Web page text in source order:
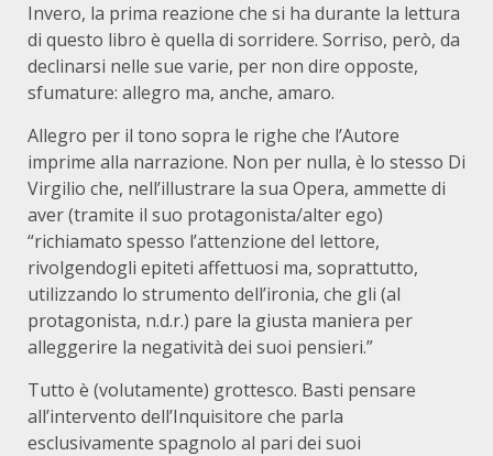
Invero, la prima reazione che si ha durante la lettura
di questo libro è quella di sorridere. Sorriso, però, da
declinarsi nelle sue varie, per non dire opposte,
sfumature: allegro ma, anche, amaro.
Allegro per il tono sopra le righe che l’Autore
imprime alla narrazione. Non per nulla, è lo stesso Di
Virgilio che, nell’illustrare la sua Opera, ammette di
aver (tramite il suo protagonista/alter ego)
“richiamato spesso l’attenzione del lettore,
rivolgendogli epiteti affettuosi ma, soprattutto,
utilizzando lo strumento dell’ironia, che gli (al
protagonista, n.d.r.) pare la giusta maniera per
alleggerire la negatività dei suoi pensieri.”
Tutto è (volutamente) grottesco. Basti pensare
all’intervento dell’Inquisitore che parla
esclusivamente spagnolo al pari dei suoi